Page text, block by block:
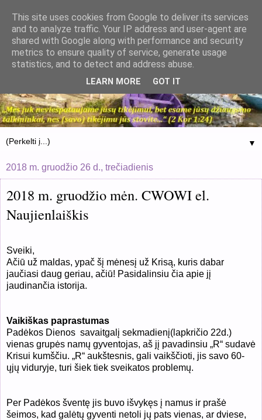
▼
2018 m. gruodžio 26 d., trečiadienis
2018 m. gruodžio mėn. CWOWI el.
Naujienlaiškis
Sveiki,
Ačiū už maldas, ypač šį mėnesį už Krisą, kuris dabar
jaučiasi daug geriau, ačiū! Pasidalinsiu čia apie jį
jaudinančia istorija.
Vaikiškas paprastumas
Padėkos Dienos savaitgalį sekmadienį(lapkričio 22d.)
vienas grupės namų gyventojas, aš jį pavadinsiu „R“ sudavė
Krisui kumščiu. „R“ aukštesnis, gali vaikščioti, jis savo 60-
ųjų viduryje, turi šiek tiek sveikatos problemų.
Per Padėkos šventę jis buvo išvykęs į namus ir prašė
šeimos, kad galėtų gyventi netoli jų pats vienas, ar dviese,
This site uses cookies from Google to deliver its services
and to analyze traffic. Your IP address and user-agent are
shared with Google along with performance and security
metrics to ensure quality of service, generate usage
statistics, and to detect and address abuse.
LEARN MORE GOT IT